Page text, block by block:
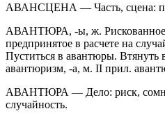
АВАНСЦЕНА — Часть, сцена:
АВАНТЮРА, -ы, ж. Рискованное
предпринятое в расчете на
Пуститься в авантюры. Втянуть
авантюризм, -а, м. II прил.
АВАНТЮРА — Дело: риск,
случайность.